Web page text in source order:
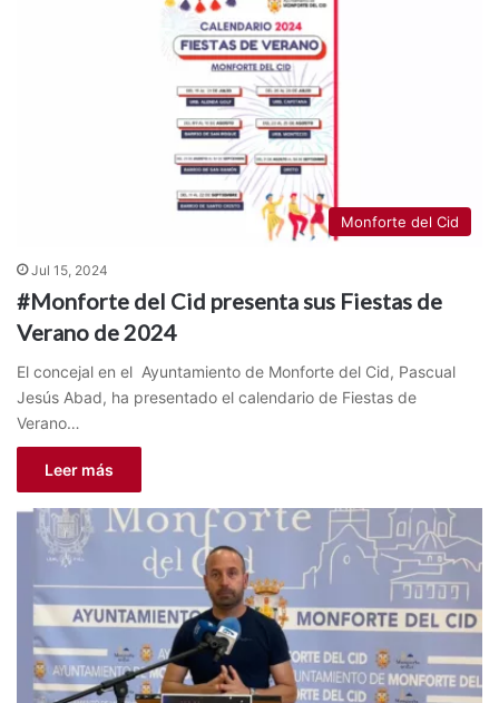
Monforte del Cid
Jul 15, 2024
#Monforte del Cid presenta sus Fiestas de
Verano de 2024
El concejal en el Ayuntamiento de Monforte del Cid, Pascual
Jesús Abad, ha presentado el calendario de Fiestas de
Verano…
Leer más